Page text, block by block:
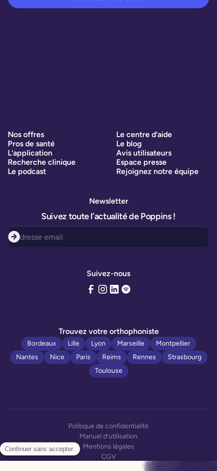
Nos offres
Pros de santé
L’application
Recherche clinique
Le podcast
Le centre d’aide
Le blog
Avis utilisateurs
Espace presse
Rejoignez notre équipe
Suivez-nous
Newsletter
Suivez toute l’actualité de Poppins !
Trouvez votre orthophoniste
Bordeaux Lille Lyon Marseille
Montpellier
Nantes
Nice Paris Reims Rennes
Strasbourg
Toulouse
Politique de confidentialité
Manuel d’utilisation
Mentions légales
CGV